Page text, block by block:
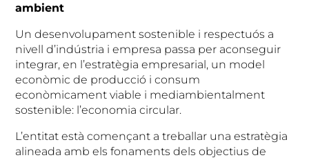
ambient
Un desenvolupament sostenible i respectuós a
nivell d’indústria i empresa passa per aconseguir
integrar, en l’estratègia empresarial, un model
econòmic de producció i consum
econòmicament viable i mediambientalment
sostenible: l’economia circular.
L’entitat està començant a treballar una estratègia
alineada amb els fonaments dels objectius de